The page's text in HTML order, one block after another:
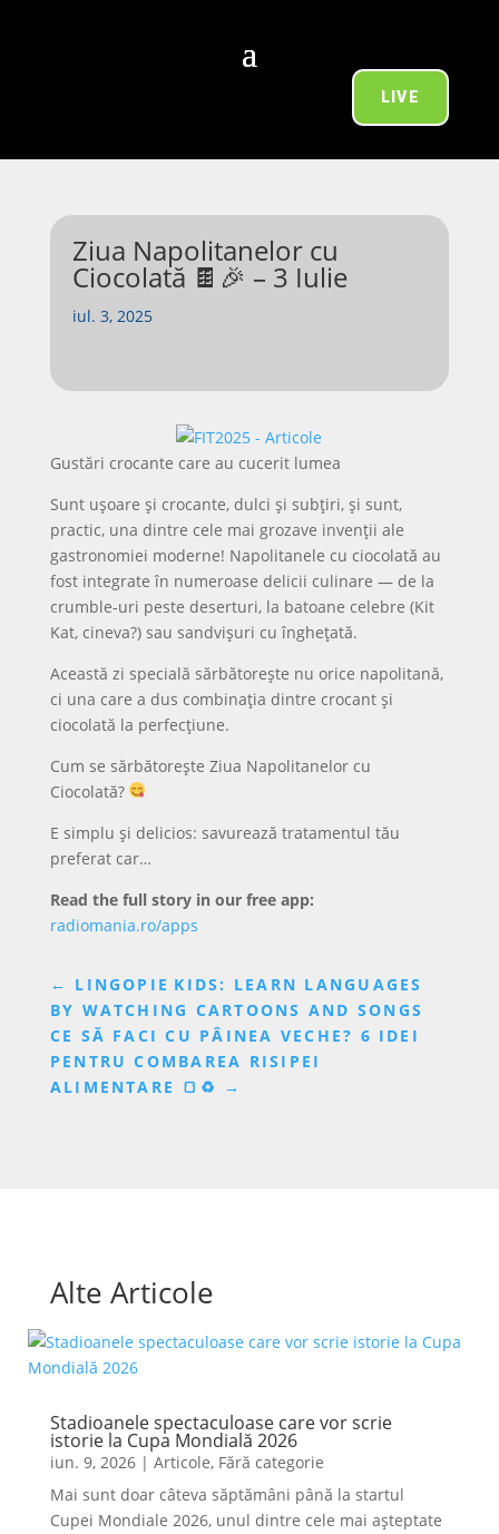
LIVE
Ziua Napolitanelor cu
Ciocolată 🍫🎉 – 3 Iulie
iul. 3, 2025
Gustări crocante care au cucerit lumea
Sunt ușoare și crocante, dulci și subțiri, și sunt,
practic, una dintre cele mai grozave invenții ale
gastronomiei moderne! Napolitanele cu ciocolată au
fost integrate în numeroase delicii culinare — de la
crumble-uri peste deserturi, la batoane celebre (Kit
Kat, cineva?) sau sandvișuri cu înghețată.
Această zi specială sărbătorește nu orice napolitană,
ci una care a dus combinația dintre crocant și
ciocolată la perfecțiune.
Cum se sărbătorește Ziua Napolitanelor cu
Ciocolată?
E simplu și delicios: savurează tratamentul tău
preferat car…
Read the full story in our free app:
radiomania.ro/apps
← LINGOPIE KIDS: LEARN LANGUAGES
BY WATCHING CARTOONS AND SONGS
CE SĂ FACI CU PÂINEA VECHE? 6 IDEI
PENTRU COMBAREA RISIPEI
ALIMENTARE 🍞♻️ →
Alte Articole
Stadioanele spectaculoase care vor scrie
istorie la Cupa Mondială 2026
iun. 9, 2026| Articole, Fără categorie
Mai sunt doar câteva săptămâni până la startul
Cupei Mondiale 2026, unul dintre cele mai așteptate